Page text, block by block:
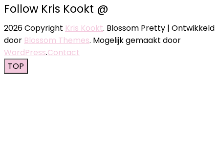
Follow Kris Kookt @
2026 Copyright Kris Kookt. Blossom Pretty | Ontwikkeld
door Blossom Themes. Mogelijk gemaakt door
WordPress.Contact
TOP